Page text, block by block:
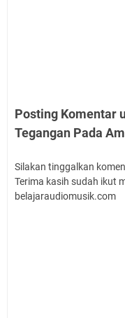
Posting Komentar
Tegangan Pada
Silakan tinggalkan
Terima kasih sudah ikut
belajaraudiomusik.com